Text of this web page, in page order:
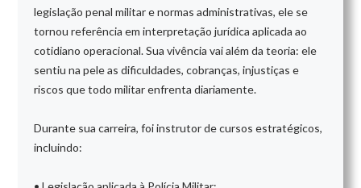
legislação penal militar e normas administrativas, ele se
tornou referência em interpretação jurídica aplicada ao
cotidiano operacional. Sua vivência vai além da teoria: ele
sentiu na pele as dificuldades, cobranças, injustiças e
riscos que todo militar enfrenta diariamente.
Durante sua carreira, foi instrutor de cursos estratégicos,
incluindo: